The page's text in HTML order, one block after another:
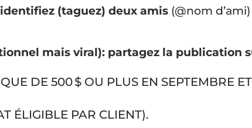
(taguez) deux amis (@nom
mais viral): partagez la publication
DE 500 $ OU PLUS EN SEPTEMBRE
ÉLIGIBLE PAR CLIENT).